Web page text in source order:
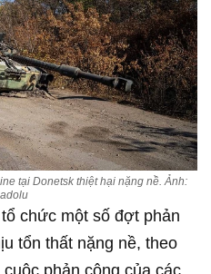
tại Donetsk thiệt hại nặng nề. Ảnh:
chức một số đợt phản
tổn thất nặng nề, theo
phản công của các